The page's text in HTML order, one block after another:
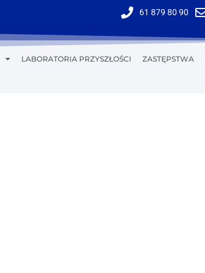
61 879 80 90
LABORATORIA PRZYSZŁOŚCI ZASTĘPSTWA